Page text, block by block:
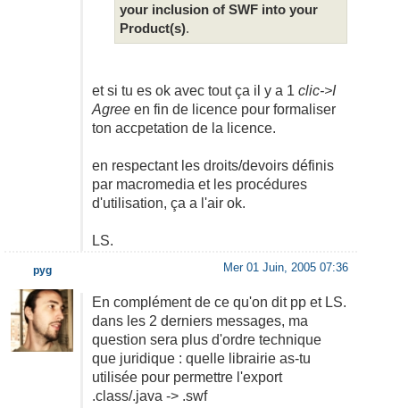
your inclusion of SWF into your
Product(s).
et si tu es ok avec tout ça il y a 1 clic->I
Agreeen fin de licence pour formaliser
ton accpetation de la licence.
en respectant les droits/devoirs définis
par macromedia et les procédures
d'utilisation, ça a l'air ok.
LS.
Mer 01 Juin, 2005 07:36
En complément de ce qu'on dit pp et LS.
dans les 2 derniers messages, ma
question sera plus d'ordre technique
que juridique : quelle librairie as-tu
utilisée pour permettre l'export
.class/.java -> .swf
pyg